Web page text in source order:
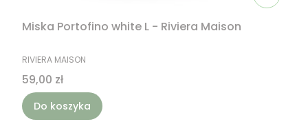
Miska Portofino white L - Riviera Maison
PRODUCENT
RIVIERA MAISON
Cena
59,00 zł
Do koszyka